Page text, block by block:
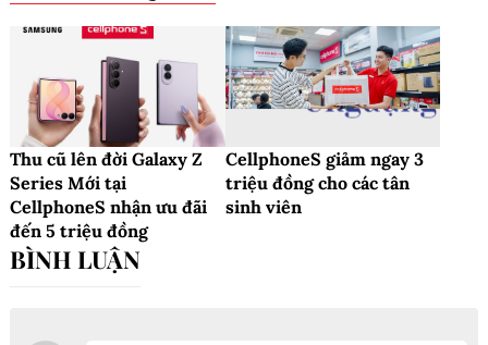
Thu cũ lên đời Galaxy Z
Series Mới tại
CellphoneS nhận ưu đãi
đến 5 triệu đồng
CellphoneS giảm ngay 3
triệu đồng cho các tân
sinh viên